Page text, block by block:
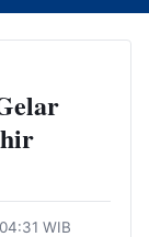
WIB